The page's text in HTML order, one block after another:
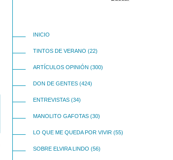
INICIO
TINTOS DE VERANO (22)
ARTÍCULOS OPINIÓN (300)
DON DE GENTES (424)
ENTREVISTAS (34)
MANOLITO GAFOTAS (30)
LO QUE ME QUEDA POR VIVIR (55)
SOBRE ELVIRA LINDO (56)